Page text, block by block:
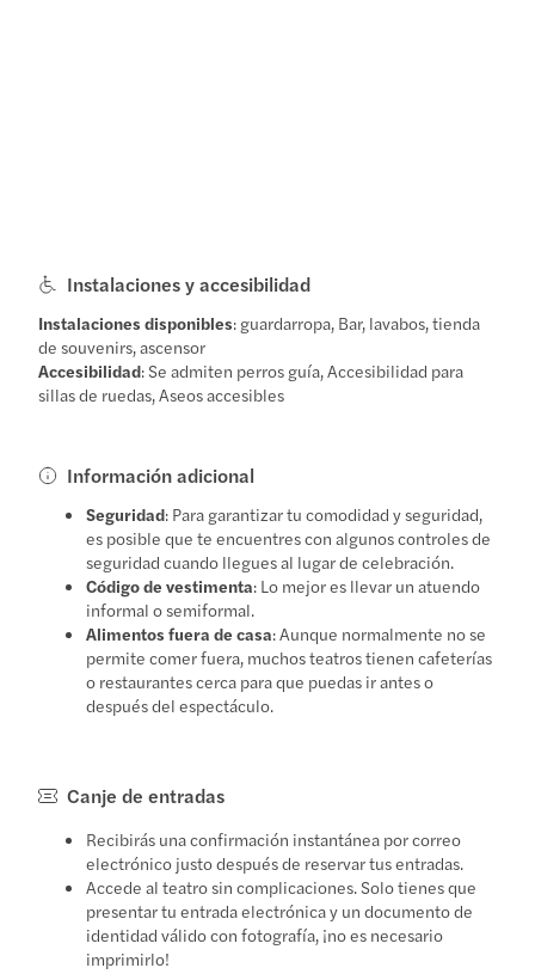
Instalaciones y accesibilidad
Instalaciones disponibles: guardarropa, Bar, lavabos, tienda
de souvenirs, ascensor
Accesibilidad: Se admiten perros guía, Accesibilidad para
sillas de ruedas, Aseos accesibles
Información adicional
Seguridad: Para garantizar tu comodidad y seguridad,
es posible que te encuentres con algunos controles de
seguridad cuando llegues al lugar de celebración.
Código de vestimenta: Lo mejor es llevar un atuendo
informal o semiformal.
Alimentos fuera de casa: Aunque normalmente no se
permite comer fuera, muchos teatros tienen cafeterías
o restaurantes cerca para que puedas ir antes o
después del espectáculo.
Canje de entradas
Recibirás una confirmación instantánea por correo
electrónico justo después de reservar tus entradas.
Accede al teatro sin complicaciones. Solo tienes que
presentar tu entrada electrónica y un documento de
identidad válido con fotografía, ¡no es necesario
imprimirlo!